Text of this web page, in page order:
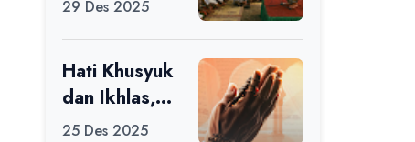
29 Des 2025
Hati Khusyuk
dan Ikhlas,
Jadi Esensi
25 Des 2025